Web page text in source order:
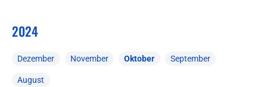
2024
Dezember November Oktober September
August